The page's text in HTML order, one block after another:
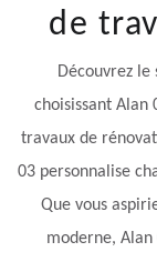
de
Découvrez
choisissant
travaux de
03 personnalise
Que vous
moderne,